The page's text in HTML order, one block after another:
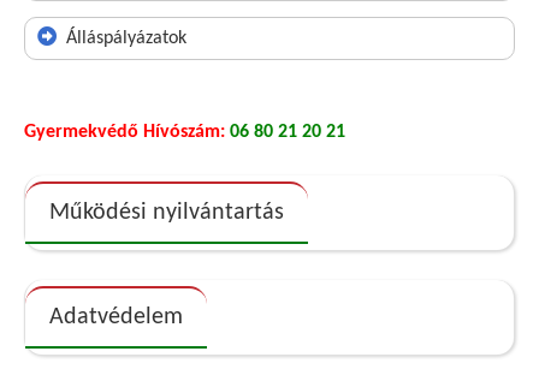
Álláspályázatok
Gyermekvédő Hívószám: 06 80 21 20 21
Működési nyilvántartás
Adatvédelem